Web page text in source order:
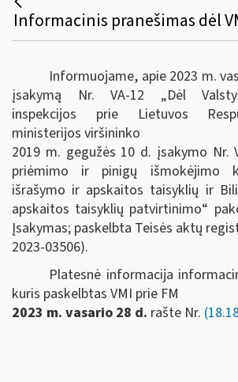
Informuojame, apie 2023 m.
įsakymą Nr. VA-12 „Dėl
inspekcijos prie Lietuvos
ministerijos viršininko
2019 m. gegužės 10 d. įsakymo Nr.
priėmimo ir pinigų išmokėjimo
išrašymo ir apskaitos taisyklių ir
apskaitos taisyklių patvirtinimo“
Įsakymas; paskelbta Teisės aktų
2023-03506).
Platesnė informacija
kuris paskelbtas VMI prie FM
2023 m. vasario 28 d. rašte Nr.